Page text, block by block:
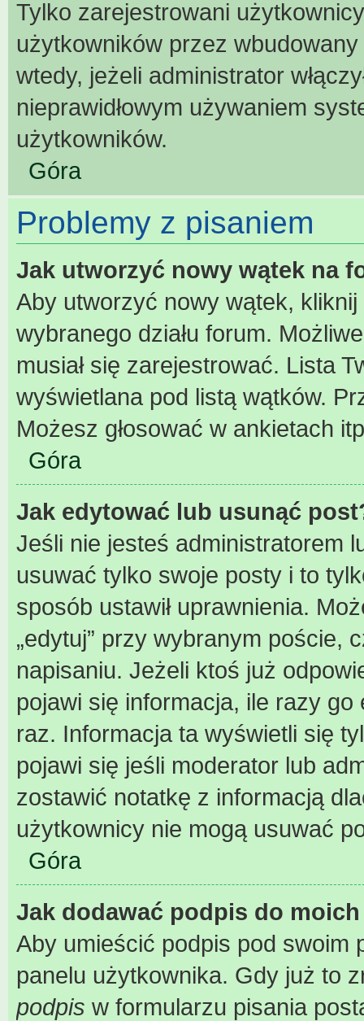
Tylko zarejestrowani
użytkowników przez
wtedy, jeżeli administrator
nieprawidłowym używaniem
użytkowników.
Góra
Problemy z pisaniem
Jak utworzyć nowy wątek na
Aby utworzyć nowy wątek,
wybranego działu forum.
musiał się zarejestrować. Lista
wyświetlana pod listą wątków.
Możesz głosować w ankietach
Góra
Jak edytować lub usunąć
Jeśli nie jesteś administratorem
usuwać tylko swoje posty i to
sposób ustawił uprawnienia.
„edytuj” przy wybranym poście,
napisaniu. Jeżeli ktoś już
pojawi się informacja, ile razy go
raz. Informacja ta wyświetli się
pojawi się jeśli moderator lub
zostawić notatkę z informacją
użytkownicy nie mogą usuwać
Góra
Jak dodawać podpis do
Aby umieścić podpis pod swoim
panelu użytkownika. Gdy już to
podpis w formularzu pisania